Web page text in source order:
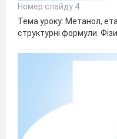
Номер слайду 4
Тема уроку: Метанол,
структурні формули.